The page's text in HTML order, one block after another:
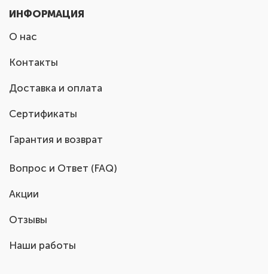
ИНФОРМАЦИЯ
О нас
Контакты
Доставка и оплата
Сертификаты
Гарантия и возврат
Вопрос и Ответ (FAQ)
Акции
Отзывы
Наши работы